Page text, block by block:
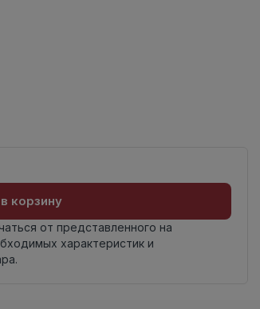
корзину
от представленного на
характеристик и